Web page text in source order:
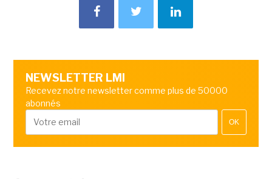
NEWSLETTER LMI
Recevez notre newsletter comme plus de 50000
abonnés
OK